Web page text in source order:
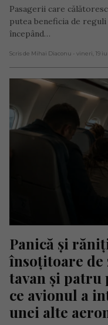
Pasagerii care
putea beneficia de
începând…
Scris de Mihai Diaconu - vineri, 19
Panică și
însoțitoare
tavan și patru
ce avionul a
unei alte